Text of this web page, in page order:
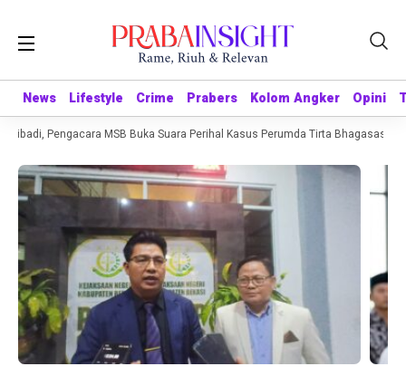
News Lifestyle Crime Prabers Kolom Angker Opini
News Lifestyle Crime Prabers Kolom Angker Opini
Pengacara MSB Buka Suara Perihal Kasus Perumda Tirta Bhagasasi